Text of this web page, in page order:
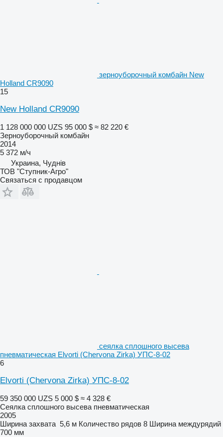
зерноуборочный комбайн New
Holland CR9090
15
New Holland CR9090
1 128 000 000 UZS 95 000 $ ≈ 82 220 €
Зерноуборочный комбайн
2014
5 372 м/ч
Украина, Чуднів
ТОВ "Ступник-Агро"
Связаться с продавцом
сеялка сплошного высева
пневматическая Elvorti (Chervona Zirka) УПС-8-02
6
Elvorti (Chervona Zirka) УПС-8-02
59 350 000 UZS 5 000 $ ≈ 4 328 €
Сеялка сплошного высева пневматическая
2005
Ширина захвата 5,6 м Количество рядов 8 Ширина междурядий
700 мм